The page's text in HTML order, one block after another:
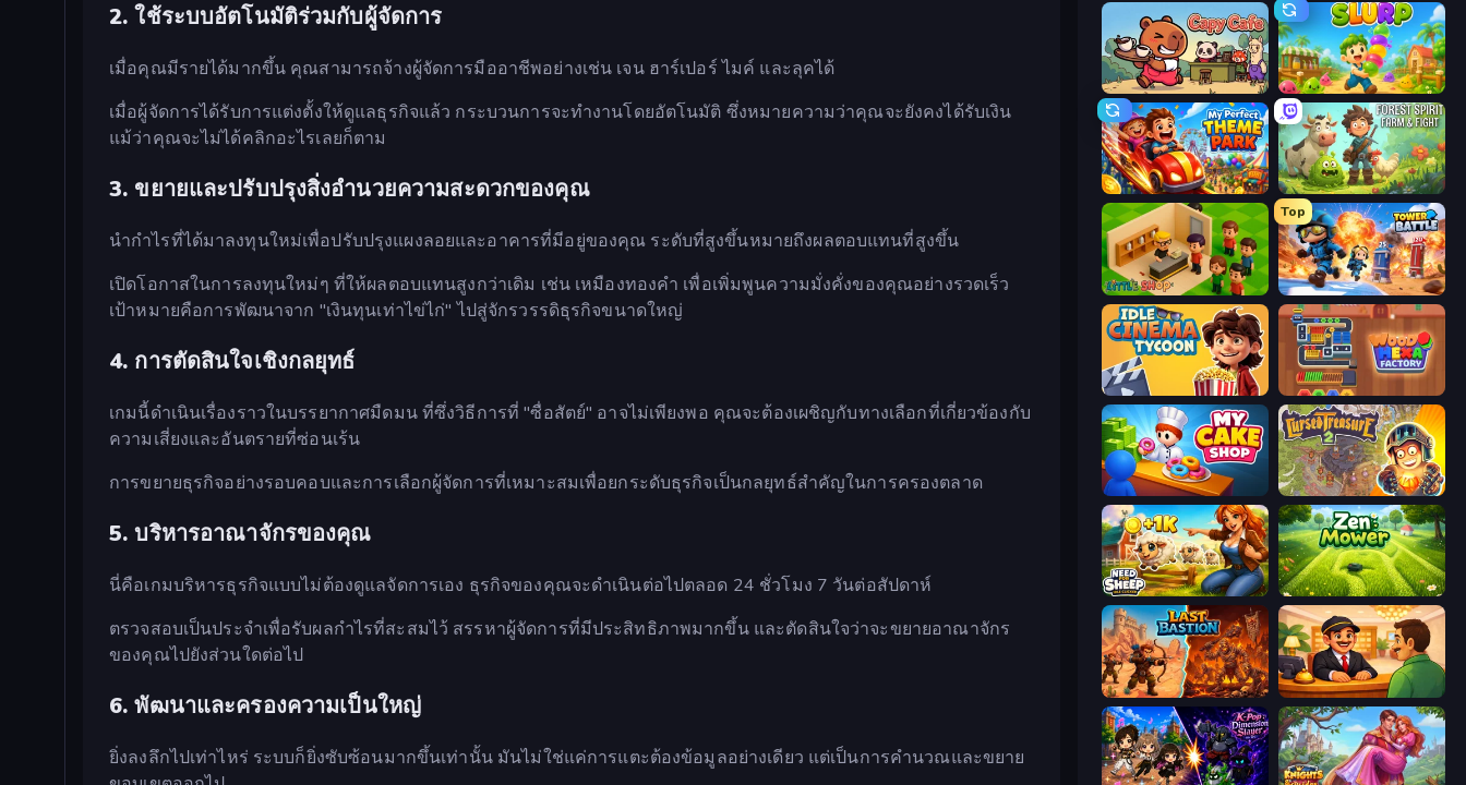
2. ใช้ระบบอัตโนมัติร่วมกับผู้จัดการ
เมื่อคุณมีรายได้มากขึ้น คุณสามารถจ้างผู้จัดการมืออาชีพอย่างเช่น เจน ฮาร์เปอร์ ไมค์ และลุคได้
เมื่อผู้จัดการได้รับการแต่งตั้งให้ดูแลธุรกิจแล้ว กระบวนการจะทำงานโดยอัตโนมัติ ซึ่งหมายความว่าคุณจะยังคงได้รับเงิน
แม้ว่าคุณจะไม่ได้คลิกอะไรเลยก็ตาม
3. ขยายและปรับปรุงสิ่งอำนวยความสะดวกของคุณ
นำกำไรที่ได้มาลงทุนใหม่เพื่อปรับปรุงแผงลอยและอาคารที่มีอยู่ของคุณ ระดับที่สูงขึ้นหมายถึงผลตอบแทนที่สูงขึ้น
เปิดโอกาสในการลงทุนใหม่ๆ ที่ให้ผลตอบแทนสูงกว่าเดิม เช่น เหมืองทองคำ เพื่อเพิ่มพูนความมั่งคั่งของคุณอย่างรวดเร็ว
เป้าหมายคือการพัฒนาจาก "เงินทุนเท่าไข่ไก่" ไปสู่จักรวรรดิธุรกิจขนาดใหญ่
4. การตัดสินใจเชิงกลยุทธ์
เกมนี้ดำเนินเรื่องราวในบรรยากาศมืดมน ที่ซึ่งวิธีการที่ "ซื่อสัตย์" อาจไม่เพียงพอ คุณจะต้องเผชิญกับทางเลือกที่เกี่ยวข้องกับ
ความเสี่ยงและอันตรายที่ซ่อนเร้น
การขยายธุรกิจอย่างรอบคอบและการเลือกผู้จัดการที่เหมาะสมเพื่อยกระดับธุรกิจเป็นกลยุทธ์สำคัญในการครองตลาด
5. บริหารอาณาจักรของคุณ
นี่คือเกมบริหารธุรกิจแบบไม่ต้องดูแลจัดการเอง ธุรกิจของคุณจะดำเนินต่อไปตลอด 24 ชั่วโมง 7 วันต่อสัปดาห์
ตรวจสอบเป็นประจำเพื่อรับผลกำไรที่สะสมไว้ สรรหาผู้จัดการที่มีประสิทธิภาพมากขึ้น และตัดสินใจว่าจะขยายอาณาจักร
ของคุณไปยังส่วนใดต่อไป
6. พัฒนาและครองความเป็นใหญ่
ยิ่งลงลึกไปเท่าไหร่ ระบบก็ยิ่งซับซ้อนมากขึ้นเท่านั้น มันไม่ใช่แค่การแตะต้องข้อมูลอย่างเดียว แต่เป็นการคำนวณและขยาย
Capy Cafe Slurp
My Perfect Theme Park Forest Spirit: Farm & Fight
Little Shop
Top
Tower Battle
Idle Cinema Tycoon Wood Hexa Factory!
My Cake Shop Cursed Treasure 2
Need for Sheep: Idle Clicker Zen Mower
Last Bastion